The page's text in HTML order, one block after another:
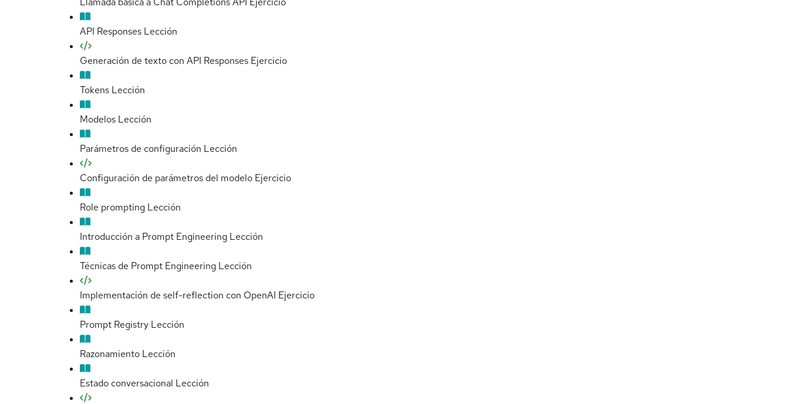
API Responses Lección
Generación de texto con API Responses Ejercicio
Tokens Lección
Modelos Lección
Parámetros de configuración Lección
Configuración de parámetros del modelo Ejercicio
Role prompting Lección
Introducción a Prompt Engineering Lección
Técnicas de Prompt Engineering Lección
Implementación de self-reflection con OpenAI Ejercicio
Prompt Registry Lección
Razonamiento Lección
Estado conversacional Lección